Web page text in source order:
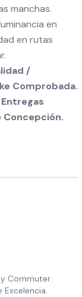
manchas.
en
en rutas
/
Comprobada.
Concepción.
Commuter.
Excelencia.